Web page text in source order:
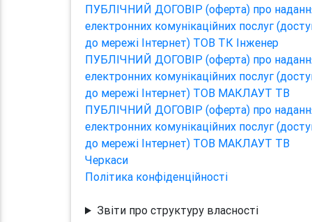
ПУБЛІЧНИЙ ДОГОВІР (оферта) про
електронних комунікаційних послуг
до мережі Інтернет) ТОВ ТК Інженер
ПУБЛІЧНИЙ ДОГОВІР (оферта) про
електронних комунікаційних послуг
до мережі Інтернет) ТОВ МАКЛАУТ ТВ
ПУБЛІЧНИЙ ДОГОВІР (оферта) про
електронних комунікаційних послуг
до мережі Інтернет) ТОВ МАКЛАУТ ТВ
Черкаси
Політика конфіденційності
Звіти про структуру власності